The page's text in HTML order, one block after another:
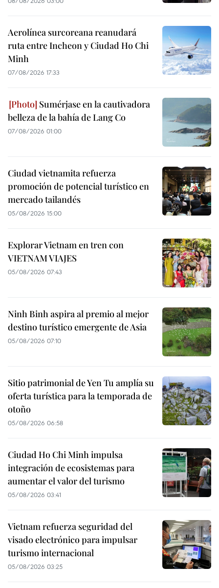
Aerolínea surcoreana reanudará
ruta entre Incheon y Ciudad Ho Chi
Minh
07/08/2026 17:33
Sumérjase en la cautivadora
belleza de la bahía de Lang Co
07/08/2026 01:00
Ciudad vietnamita refuerza
promoción de potencial turístico en
mercado tailandés
05/08/2026 15:00
Explorar Vietnam en tren con
VIETNAM VIAJES
05/08/2026 07:43
Ninh Binh aspira al premio al mejor
destino turístico emergente de Asia
05/08/2026 07:10
Sitio patrimonial de Yen Tu amplía su
oferta turística para la temporada de
otoño
05/08/2026 06:58
Ciudad Ho Chi Minh impulsa
integración de ecosistemas para
aumentar el valor del turismo
05/08/2026 03:41
Vietnam refuerza seguridad del
visado electrónico para impulsar
turismo internacional
05/08/2026 03:25